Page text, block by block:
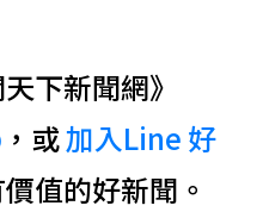
下新聞網》
，或加入Line 好
值的好新聞。